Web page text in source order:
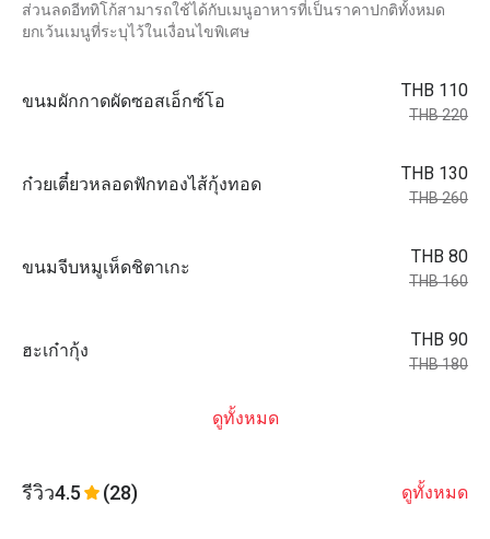
ส่วนลดอีททิโก้สามารถใช้ได้กับเมนูอาหารที่เป็นราคาปกติทั้งหมด
ยกเว้นเมนูที่ระบุไว้ในเงื่อนไขพิเศษ
ขนมผักกาดผัดซอสเอ็กซ์โอ
THB 110
THB 220
ก๋วยเตี๋ยวหลอดฟักทองไส้กุ้งทอด
THB 130
THB 260
ขนมจีบหมูเห็ดชิตาเกะ
THB 80
THB 160
ฮะเก๋ากุ้ง
THB 90
THB 180
ดูทั้งหมด
รีวิว4.5 (28) ดูทั้งหมด